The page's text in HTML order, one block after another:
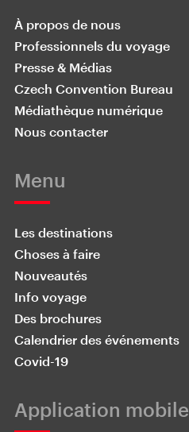
À propos de nous
Professionnels du voyage
Presse & Médias
Czech Convention Bureau
Médiathèque numérique
Nous contacter
Menu
Les destinations
Choses à faire
Nouveautés
Info voyage
Des brochures
Calendrier des événements
Covid-19
Application mobile